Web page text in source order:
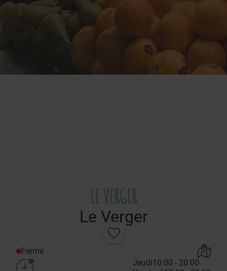
Le Verger
Fermé
Jeudi10:00 - 20:00